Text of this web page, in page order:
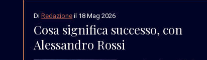
Di Redazioneil 18 Mag 2026
Cosa significa successo, con
Alessandro Rossi